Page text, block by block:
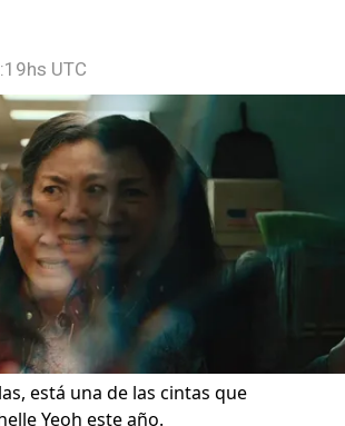
UTC
está una de las cintas que
Yeoh este año.